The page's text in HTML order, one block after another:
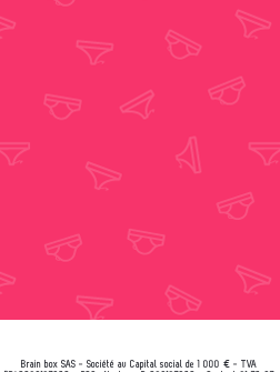
Brain box SAS - Société au Capital social de 1 000 € - TVA